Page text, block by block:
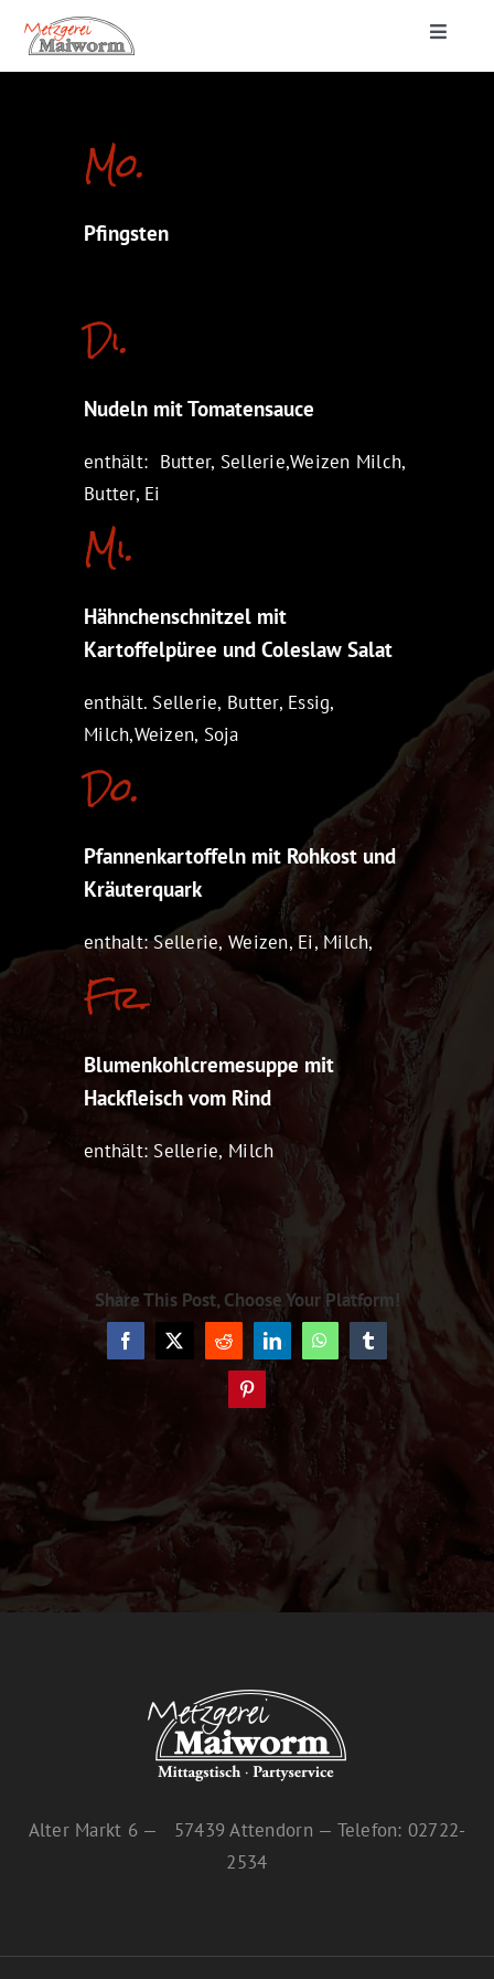
Inhalt
springen
Toggle
Lieferung & Catering
Metzgerei
Mo.
Pfingsten
Di.
Nudeln mit Tomatensauce
enthält: Butter, Sellerie,Weizen Milch,
Butter, Ei
Mi.
Hähnchenschnitzel mit
Kartoffelpüree und Coleslaw Salat
enthält. Sellerie, Butter, Essig,
Milch,Weizen, Soja
Do.
Pfannenkartoffeln mit Rohkost und
Kräuterquark
enthalt: Sellerie, Weizen, Ei, Milch,
Fr.
Blumenkohlcremesuppe mit
Hackfleisch vom Rind
enthält: Sellerie, Milch
Share This Post, Choose Your Platform!
Facebook
X RedditLinkedInWhatsAppTumblr
Pinterest
Alter Markt 6 — 57439 Attendorn — Telefon: 02722-
2534